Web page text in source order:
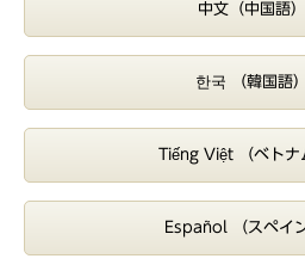
中文（中国語）
한국 （韓国語）
Tiếng Việt （ベトナ
Español （スペイン